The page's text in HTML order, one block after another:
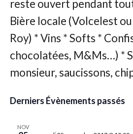
Derniers Évènements passés
NOV